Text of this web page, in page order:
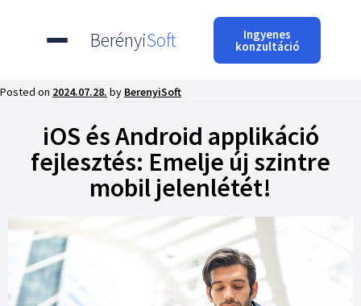
BerényiSoft Ingyenes
konzultáció
Posted on 2024.07.28. by BerenyiSoft
iOS és Android applikáció
fejlesztés: Emelje új szintre
mobil jelenlétét!